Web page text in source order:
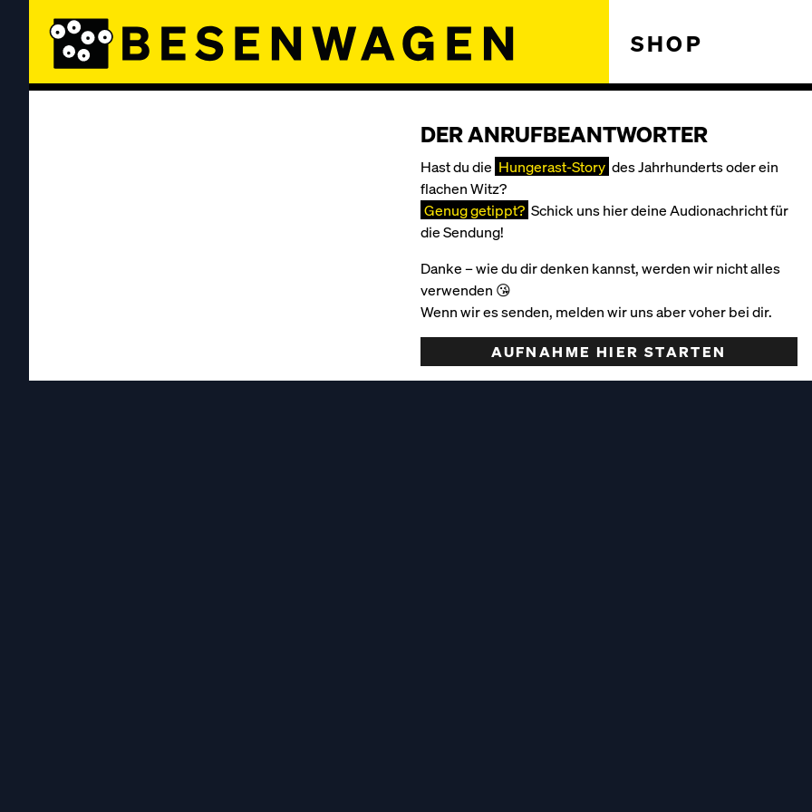
SHOP
DER ANRUFBEANTWORTER
Hast du die Hungerast-Story des Jahrhunderts oder ein
flachen Witz?
Genug getippt? Schick uns hier deine Audionachricht für
die Sendung!
Danke – wie du dir denken kannst, werden wir nicht alles
verwenden 😘
Wenn wir es senden, melden wir uns aber voher bei dir.
AUFNAHME HIER STARTEN